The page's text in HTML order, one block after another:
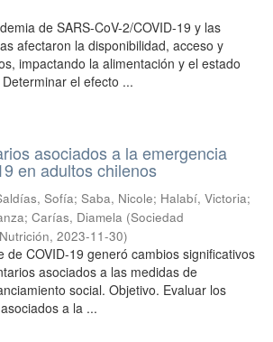
de SARS-CoV-2/COVID-19 y las
afectaron la disponibilidad, acceso y
impactando la alimentación y el estado
el efecto ...
asociados a la emergencia
en adultos chilenos
Sofía; Saba, Nicole; Halabí, Victoria;
; Carías, Diamela (Sociedad
, 2023-11-30)
de COVID-19 generó cambios significativos
asociados a las medidas de
social. Objetivo. Evaluar los
a la ...